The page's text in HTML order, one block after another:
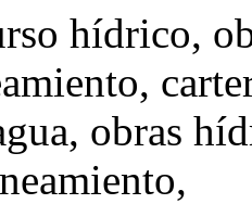
hídrico,
obras